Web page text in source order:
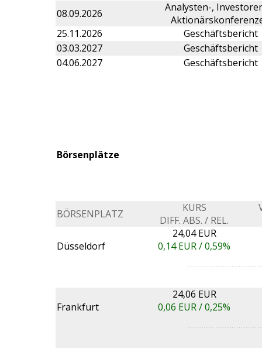
08.09.2026
Analysten-,
25.11.2026
Geschäftsbericht
03.03.2027
Geschäftsbericht
04.06.2027
Geschäftsbericht
Börsenplätze
BÖRSENPLATZ
KURS
DIFF. ABS. / REL.
Düsseldorf
24,04 EUR
0,14EUR /0,59%
Frankfurt
24,06 EUR
0,06 EUR /0,25%